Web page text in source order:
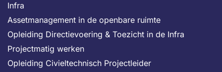
Infra
Assetmanagement in de openbare ruimte
Opleiding Directievoering & Toezicht in de Infra
Projectmatig werken
Opleiding Civieltechnisch Projectleider